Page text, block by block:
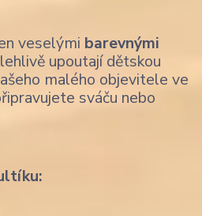
veselými barevnými
upoutají dětskou
malého objevitele ve
sváču nebo